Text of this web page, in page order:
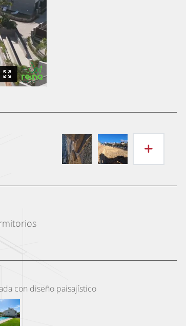
con diseño paisajístico